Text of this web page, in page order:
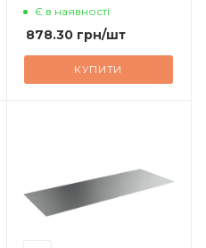
Є в наявності
878.30грн/шт
КУПИТИ